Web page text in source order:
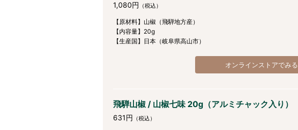
1,080円 （税込）
【原材料】山椒（飛騨地方産）
【内容量】20g
【生産国】日本（岐阜県高山市）
オンラインストアでみる
飛騨山椒 / 山椒七味 20g（アルミチャック入り）
631円 （税込）